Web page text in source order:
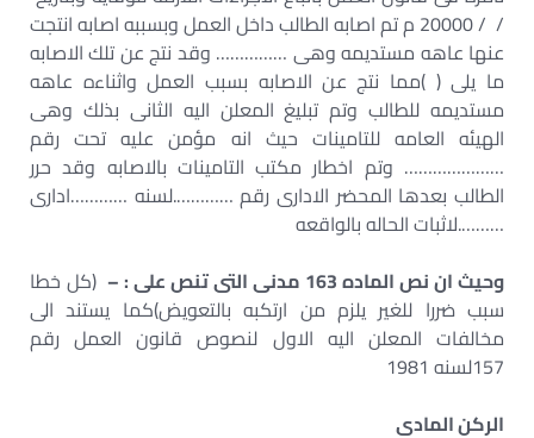
/ / 20000 م تم اصابه الطالب داخل العمل وبسببه اصابه انتجت
عنها عاهه مستديمه وهى …………… وقد نتج عن تلك الاصابه
ما يلى ( )مما نتج عن الاصابه بسبب العمل واثناءه عاهه
مستديمه للطالب وتم تبليغ المعلن اليه الثانى بذلك وهى
الهيئه العامه للتامينات حيث انه مؤمن عليه تحت رقم
………………… وتم اخطار مكتب التامينات بالاصابه وقد حرر
الطالب بعدها المحضر الادارى رقم ………….لسنه …………ادارى
……….لاثبات الحاله بالواقعه
وحيث ان نص الماده 163 مدنى التى تنص على : –
(كل خطا
سبب ضررا للغير يلزم من ارتكبه بالتعويض)كما يستند الى
مخالفات المعلن اليه الاول لنصوص قانون العمل رقم
157لسنه 1981
الركن المادى